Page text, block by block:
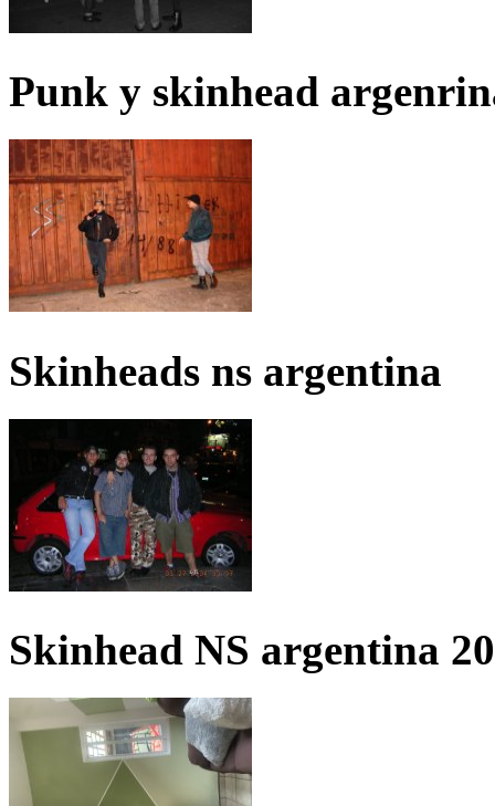
Punk y skinhead
Skinheads ns argentina
Skinhead NS argentina